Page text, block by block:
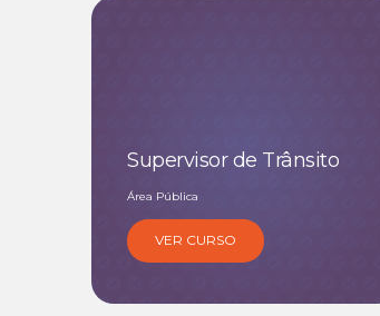
Supervisor de Trânsito
Área Pública
VER CURSO